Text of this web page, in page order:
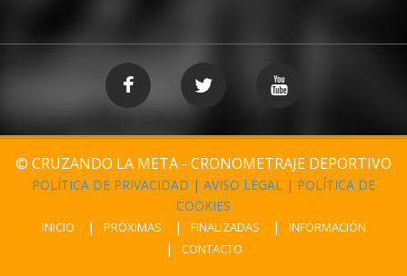
© CRUZANDO LA META - CRONOMETRAJE DEPORTIVO
POLÍTICA DE PRIVACIDAD | AVISO LEGAL | POLÍTICA DE
COOKIES
INICIO PRÓXIMAS FINALIZADAS
INFORMACIÓN
CONTACTO